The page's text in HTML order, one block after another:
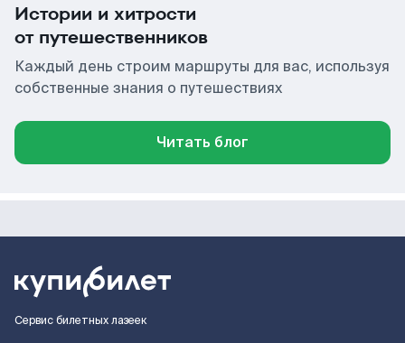
Истории и хитрости
от путешественников
Каждый день строим маршруты для вас, используя
собственные знания о путешествиях
Читать блог
Сервис билетных лазеек